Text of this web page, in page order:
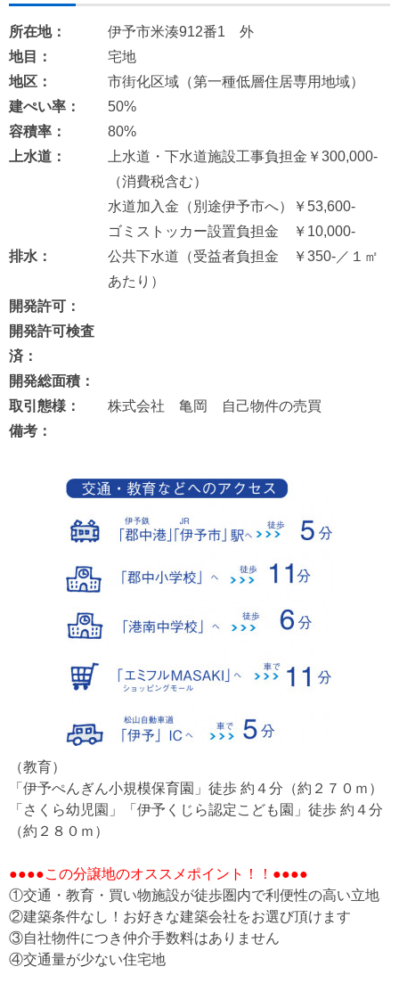
所在地：
伊予市米湊912番1 外
地目：
宅地
地区：
市街化区域（第一種低層住居専用地域）
建ぺい率：
50%
容積率：
80%
上水道：
上水道・下水道施設工事負担金￥300,000-
（消費税含む）
水道加入金（別途伊予市へ）￥53,600-
ゴミストッカー設置負担金 ￥10,000-
排水：
公共下水道（受益者負担金 ￥350-／１㎡
あたり）
開発許可：
開発許可検査
済：
開発総面積：
取引態様：
株式会社 亀岡 自己物件の売買
備考：
（教育）
「伊予ぺんぎん小規模保育園」徒歩 約４分（約２７０ｍ）
「さくら幼児園」「伊予くじら認定こども園」徒歩 約４分
（約２８０ｍ）
●●●●この分譲地のオススメポイント！！●●●●
①交通・教育・買い物施設が徒歩圏内で利便性の高い立地
②建築条件なし！お好きな建築会社をお選び頂けます
③自社物件につき仲介手数料はありません
④交通量が少ない住宅地